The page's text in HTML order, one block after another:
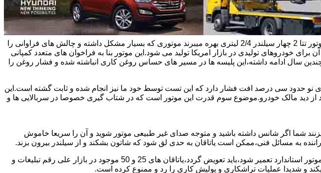
ابتدا راجع به دلیل یاتاقان زدن خودروهای هیوندای و سوناتا و اپتیما بحث می کنیم.این خودروها در ایران از موتور تتا 2 چهار سیلندر 2/4 لیتری بهره میبرند موتوری که بسیار مشکل داشته و چالش های فراوانی را
خودروهای تولیدی در بازار امریکا تولید می شود.این موتور بنا به فراخوان های متعدد کمپانی
سال ادامه داشته،این پلیسه ها در مسیر های حساس روغن کاری انباشته شده و فشار روغن را
است و بعد از کارکرد 60/000 الی 100/000 نسبت به اویل پمپ های نو حدود سی درصد افت فشار دارد که این تست توسط خود ما نیز انجام شده و ثابت گشته است.این
از دید مالک خودرو.موضوع سوم قدرت این موتور است که در شتاب گیری خصوصا در سربالایی ها و
شما اگر شانس داشته باشید و متوجه صدای غیر طبیعی موتور شوید و آن را سریعا خاموش
به مسائل فنی،ممکن است یاتاقان به حدی لق شود که شاتون بشکند و از سیلندر بیرون بزند.
بابت تعمیر این موتور ها باید برخی نکات را در نظر داشته باشید.میلنگ این موتور چنانچه تمایل داشته باشید موتور استاندارد تعمیر شود،باید تعویض گردد،یاتاقان های 25 و 50 موجود در بازار علی رقم تبلیغات و